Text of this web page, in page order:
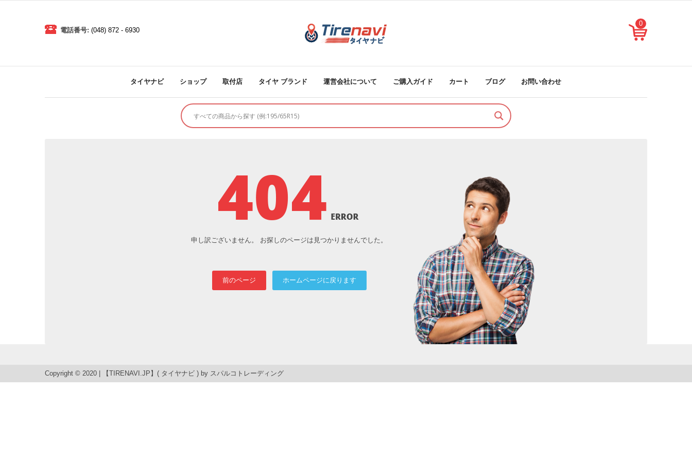
0
電話番号: (048) 872 - 6930
タイヤナビ ショップ 取付店 タイヤ ブランド 運営会社について ご購入ガイド カート ブログ お問い合わせ
申し訳ございません。 お探しのページは見つかりませんでした。
前のページ ホームページに戻ります
Copyright © 2020 | 【TIRENAVI.JP】( タイヤナビ ) by スパルコトレーディング